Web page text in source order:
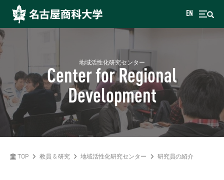
EN
地域活性化研究センター
Center for Regional
Development
TOP 教員 & 研究 地域活性化研究センター 研究員の紹介